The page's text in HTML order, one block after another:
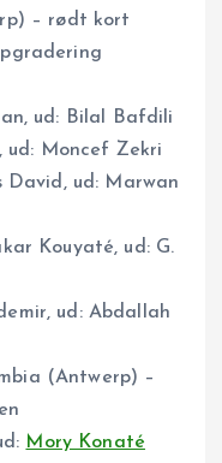
– rødt kort
ud: Bilal Bafdili
ud: Moncef Zekri
David, ud: Marwan
Kouyaté, ud: G.
ud: Abdallah
(Antwerp) –
Mory Konaté